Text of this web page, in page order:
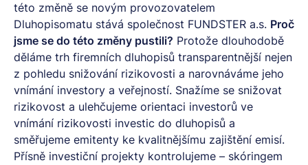
této změně se novým provozovatelem
Dluhopisomatu stává společnost FUNDSTER a.s. Proč
jsme se do této změny pustili? Protože dlouhodobě
děláme trh firemních dluhopisů transparentnější nejen
z pohledu snižování rizikovosti a narovnáváme jeho
vnímání investory a veřejností. Snažíme se snižovat
rizikovost a ulehčujeme orientaci investorů ve
vnímání rizikovosti investic do dluhopisů a
směřujeme emitenty ke kvalitnějšímu zajištění emisí.
Přísně investiční projekty kontrolujeme – skóringem